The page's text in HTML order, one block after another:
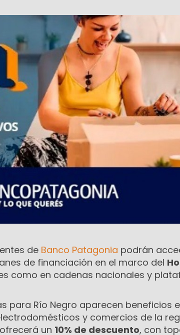
de Banco Patagonia podrán
de financiación en el marco del
como en cadenas nacionales y
para Río Negro aparecen beneficios
y comercios de la
un 10% de descuento, con